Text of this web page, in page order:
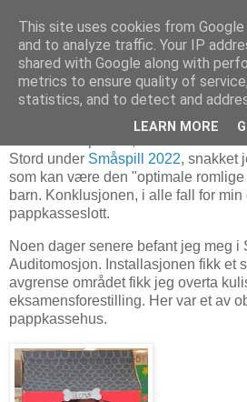
31. august 2022
Pappenheim - første
Stord under Småspill 2022, snakket
som kan være den "optimale
barn. Konklusjonen, i alle fall for
pappkasseslott.
Noen dager senere befant jeg meg i
Auditomosjon. Installasjonen fikk et
avgrense området fikk jeg overta
eksamensforestilling. Her var et av
pappkassehus.
This site uses cookies from
and to analyze traffic. Your IP
shared with Google along with
metrics to ensure quality of
statistics, and to detect and
LEARN MORE